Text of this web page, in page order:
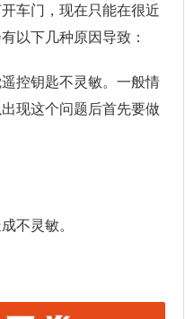
车门，现在只能在很近
以下几种原因导致：
控钥匙不灵敏。一般情
现这个问题后首先要做
不灵敏。